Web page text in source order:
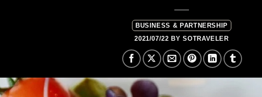
BUSINESS & PARTNERSHIP
2021/07/22 BYSOTRAVELER